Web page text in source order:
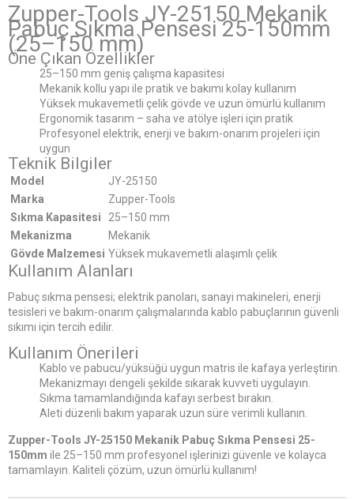
Zupper-Tools JY-25150 Mekanik
Pabuç Sıkma Pensesi 25-150mm
(25–150 mm)
Öne Çıkan Özellikler
25–150 mm geniş çalışma kapasitesi
Mekanik kollu yapı ile pratik ve bakımı kolay kullanım
Yüksek mukavemetli çelik gövde ve uzun ömürlü kullanım
Ergonomik tasarım – saha ve atölye işleri için pratik
Profesyonel elektrik, enerji ve bakım-onarım projeleri için
uygun
Teknik Bilgiler
Model
JY-25150
Marka
Zupper-Tools
Sıkma Kapasitesi
25–150 mm
Mekanizma
Mekanik
Gövde Malzemesi Yüksek mukavemetli alaşımlı çelik
Kullanım Alanları
Pabuç sıkma pensesi; elektrik panoları, sanayi makineleri, enerji
tesisleri ve bakım-onarım çalışmalarında kablo pabuçlarının güvenli
sıkımı için tercih edilir.
Kullanım Önerileri
Kablo ve pabucu/yüksüğü uygun matris ile kafaya yerleştirin.
Mekanizmayı dengeli şekilde sıkarak kuvveti uygulayın.
Sıkma tamamlandığında kafayı serbest bırakın.
Aleti düzenli bakım yaparak uzun süre verimli kullanın.
Zupper-Tools JY-25150 Mekanik Pabuç Sıkma Pensesi 25-
150mm ile 25–150 mm profesyonel işlerinizi güvenle ve kolayca
tamamlayın. Kaliteli çözüm, uzun ömürlü kullanım!